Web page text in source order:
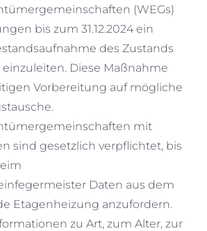
(WEGs)
bis zum 31.12.2024 ein
des Zustands
Diese Maßnahme
Vorbereitung auf mögliche
mit
sind gesetzlich verpflichtet, bis
Daten aus dem
Etagenheizung anzufordern.
zu Art, zum Alter, zur